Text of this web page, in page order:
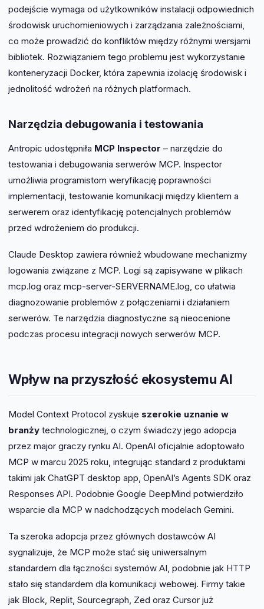
podejście wymaga od użytkowników instalacji odpowiednich
środowisk uruchomieniowych i zarządzania zależnościami,
co może prowadzić do konfliktów między różnymi wersjami
bibliotek. Rozwiązaniem tego problemu jest wykorzystanie
konteneryzacji Docker, która zapewnia izolację środowisk i
jednolitość wdrożeń na różnych platformach.
Narzędzia debugowania i testowania
Antropic udostępniła MCP Inspector – narzędzie do
testowania i debugowania serwerów MCP. Inspector
umożliwia programistom weryfikację poprawności
implementacji, testowanie komunikacji między klientem a
serwerem oraz identyfikację potencjalnych problemów
przed wdrożeniem do produkcji.
Claude Desktop zawiera również wbudowane mechanizmy
logowania związane z MCP. Logi są zapisywane w plikach
mcp.log oraz mcp-server-SERVERNAME.log, co ułatwia
diagnozowanie problemów z połączeniami i działaniem
serwerów. Te narzędzia diagnostyczne są nieocenione
podczas procesu integracji nowych serwerów MCP.
Wpływ na przyszłość ekosystemu AI
Model Context Protocol zyskuje szerokie uznanie w
branży technologicznej, o czym świadczy jego adopcja
przez major graczy rynku AI. OpenAI oficjalnie adoptowało
MCP w marcu 2025 roku, integrując standard z produktami
takimi jak ChatGPT desktop app, OpenAI’s Agents SDK oraz
Responses API. Podobnie Google DeepMind potwierdziło
wsparcie dla MCP w nadchodzących modelach Gemini.
Ta szeroka adopcja przez głównych dostawców AI
sygnalizuje, że MCP może stać się uniwersalnym
standardem dla łączności systemów AI, podobnie jak HTTP
stało się standardem dla komunikacji webowej. Firmy takie
jak Block, Replit, Sourcegraph, Zed oraz Cursor już